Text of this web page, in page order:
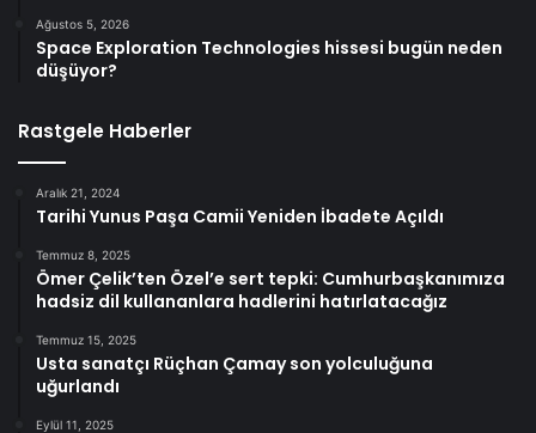
Ağustos 5, 2026
Space Exploration Technologies hissesi bugün neden
düşüyor?
Rastgele Haberler
Aralık 21, 2024
Tarihi Yunus Paşa Camii Yeniden İbadete Açıldı
Temmuz 8, 2025
Ömer Çelik’ten Özel’e sert tepki: Cumhurbaşkanımıza
hadsiz dil kullananlara hadlerini hatırlatacağız
Temmuz 15, 2025
Usta sanatçı Rüçhan Çamay son yolculuğuna
uğurlandı
Eylül 11, 2025